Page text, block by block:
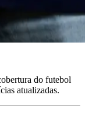
do futebol
atualizadas.